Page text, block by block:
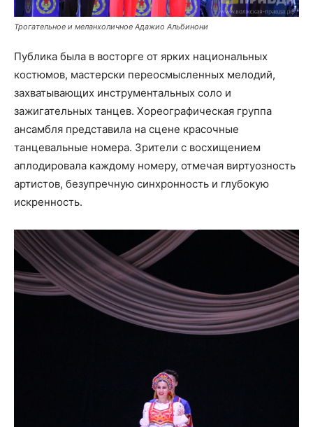
Трогательное и меланхоличное Адажио Альбинони
Публика была в восторге от ярких национальных
костюмов, мастерски переосмысленных мелодий,
захватывающих инструментальных соло и
зажигательных танцев. Хореографическая группа
ансамбля представила на сцене красочные
танцевальные номера. Зрители с восхищением
аплодировала каждому номеру, отмечая виртуозность
артистов, безупречную синхронность и глубокую
искренность.